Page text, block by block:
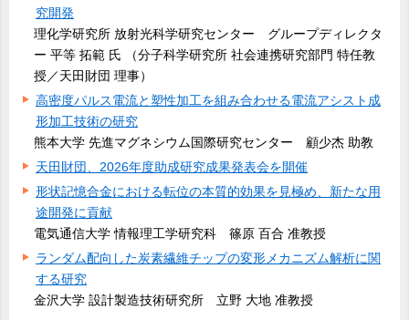
究開発
理化学研究所 放射光科学研究センター グループディレクタ
ー 平等 拓範 氏 （分子科学研究所 社会連携研究部門 特任教
授／天田財団 理事）
高密度パルス電流と塑性加工を組み合わせる電流アシスト成
形加工技術の研究
熊本大学 先進マグネシウム国際研究センター 顧少杰 助教
天田財団、2026年度助成研究成果発表会を開催
形状記憶合金における転位の本質的効果を見極め、新たな用
途開発に貢献
電気通信大学 情報理工学研究科 篠原 百合 准教授
ランダム配向した炭素繊維チップの変形メカニズム解析に関
する研究
金沢大学 設計製造技術研究所 立野 大地 准教授